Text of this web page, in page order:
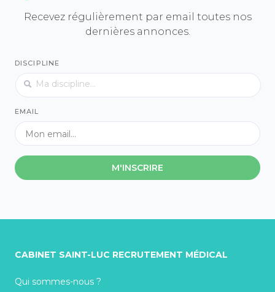
Recevez régulièrement par email toutes nos
dernières annonces.
DISCIPLINE
EMAIL
M'INSCRIRE
CABINET SAINT-LUC RECRUTEMENT MÉDICAL
Qui sommes-nous ?